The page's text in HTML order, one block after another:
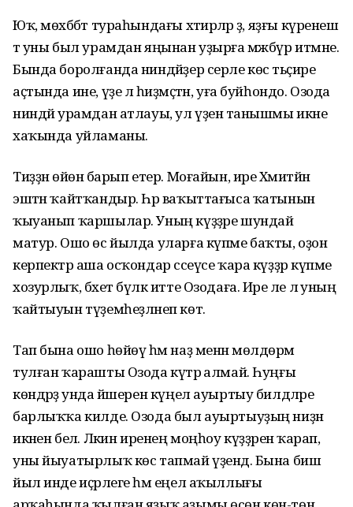
Юҡ, мөхәббәт тураһындағы хәтирә­ләр ҙә, яҙғы күренеш
тә уны был урамдан яңынан уҙырға мәжбүр итмәне.
Бында боролғанда ниндәйҙер серле көс тәьҫире
аҫтында ине, үҙе лә һиҙмәҫтән, уға буйһондо. Озода
ниндәй урамдан атлауы, ул үҙенә танышмы икәне
хаҡында уйламаны.
Тиҙҙән өйөнә барып етер. Моғайын, ире Хәмитйән
эштән ҡайтҡандыр. Һәр ваҡыттағыса ҡатынын
ҡыуанып ҡаршылар. Уның күҙҙәре шундай
матур. Ошо өс йылда уларға күпме баҡты, оҙон
керпектәр аша осҡондар сәсеүсе ҡара күҙҙәр күпме
хозурлыҡ, бәхет бүләк итте Озодаға. Ире әле лә уның
ҡайтыуын түҙемһеҙләнеп көтә.
Тап бына ошо һөйөү һәм наҙ менән мөлдөрәмә
тулған ҡарашты Озода күтәрә алмай. Һуңғы
көндәрҙә унда йәшерен күңел ауыртыу билдәләре
барлыҡҡа килде. Озода был ауыртыуҙың ниҙән
икәнен белә. Ләкин иренең моңһоу күҙҙәренә ҡарап,
уны йыуатырлыҡ көс тапмай үҙендә. Бына биш
йыл инде иҫәрлеге һәм еңел аҡыллығы